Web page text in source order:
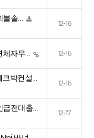
볼솔…
12-16
체자무… 12-16
크박컨설…
12-16
급전대출…
12-17